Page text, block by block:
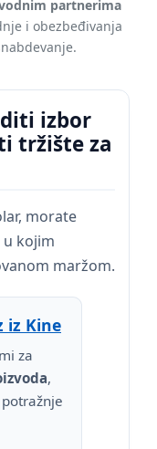
partnerima
i obezbeđivanja
izbor
tržište za
morate
kojim
maržom.
iz Kine
za
,